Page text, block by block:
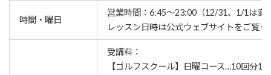
時間・曜日
営業時間：6:45～23:00（12/31、1/1は変
レッスン⽇時は公式ウェブサイトをご覧く
受講料：
【ゴルフスクール】日曜コース…10回分